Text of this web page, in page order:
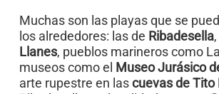
Muchas son las playas que se
los alrededores: las de Ribadesella,
Llanes, pueblos marineros como
museos como el Museo Jurásico
arte rupestre en lascuevas de Tito